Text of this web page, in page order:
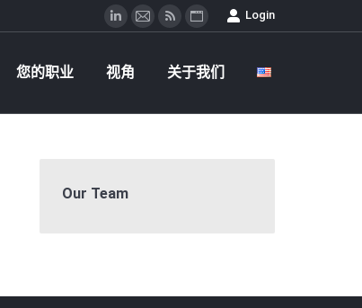
Linkedin
邮
Rss
网
Login
您的职业 视角 关于我们
Our Team
视角 关于我们